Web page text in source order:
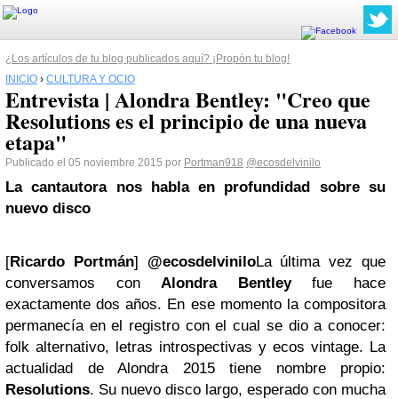
¿Los artículos de tu blog publicados aquí? ¡Propón tu blog!
INICIO › CULTURA Y OCIO
Entrevista | Alondra Bentley: "Creo que
Resolutions es el principio de una nueva
etapa"
Publicado el 05 noviembre 2015 por Portman918 @ecosdelvinilo
La cantautora nos habla en profundidad sobre su
nuevo disco
[Ricardo Portmán] @ecosdelviniloLa última vez que
conversamos conAlondra Bentleyfue hace
exactamente dos años. En ese momento la compositora
permanecía en el registro con el cual se dio a conocer:
folk alternativo, letras introspectivas y ecos vintage. La
actualidad de Alondra 2015 tiene nombre propio:
Resolutions. Su nuevo disco largo, esperado con mucha